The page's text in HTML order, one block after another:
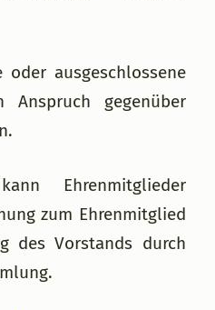
oder ausgeschlossene
gegenüber
Ehrenmitglieder
zum Ehrenmitglied
des Vorstands durch